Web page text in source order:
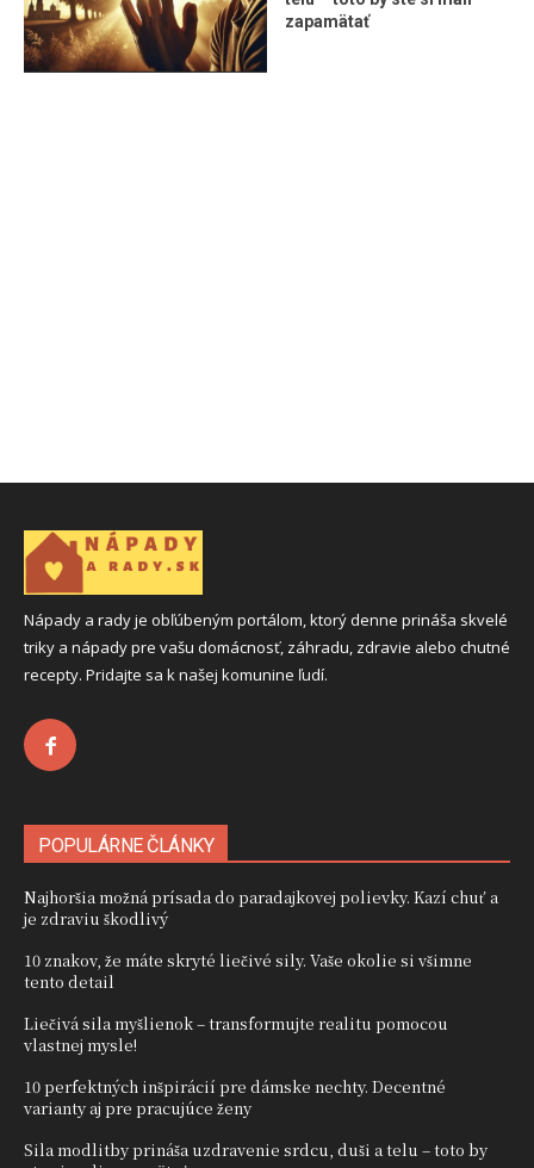
zapamätať
Nápady a rady je obľúbeným portálom, ktorý denne prináša skvelé
triky a nápady pre vašu domácnosť, záhradu, zdravie alebo chutné
recepty. Pridajte sa k našej komunine ľudí.
POPULÁRNE ČLÁNKY
Najhoršia možná prísada do paradajkovej polievky. Kazí chuť a
je zdraviu škodlivý
10 znakov, že máte skryté liečivé sily. Vaše okolie si všimne
tento detail
Liečivá sila myšlienok – transformujte realitu pomocou
vlastnej mysle!
10 perfektných inšpirácií pre dámske nechty. Decentné
varianty aj pre pracujúce ženy
Sila modlitby prináša uzdravenie srdcu, duši a telu – toto by